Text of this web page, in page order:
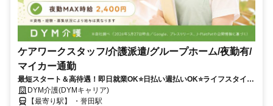
ケアワークスタッフ/介護派遣/グループホーム/夜勤有/
マイカー通勤
最短スタート＆高待遇！即日就業OK⭐️日払い週払いOK⭐️ライフスタイル
に合わせて柔軟シフト✨
DYM介護(DYMキャリア)
【最寄り駅】 ・誉田駅